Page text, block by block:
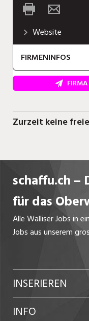
Website
FIRMENINFOS
Über uns
Starte deine
bieten dir eine
Fachliche
fachlich
interne
Zurzeit keine
schaffu.ch –
für das
Alle Walliser Jobs in
Jobs aus unserem
INSERIEREN
Preise und Leistungen
INFO